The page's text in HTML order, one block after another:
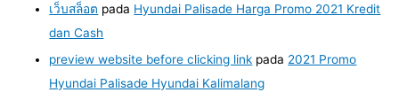
เว็บสล็อต pada Hyundai Palisade Harga Promo 2021 Kredit
dan Cash
preview website before clicking link pada 2021 Promo
Hyundai Palisade Hyundai Kalimalang